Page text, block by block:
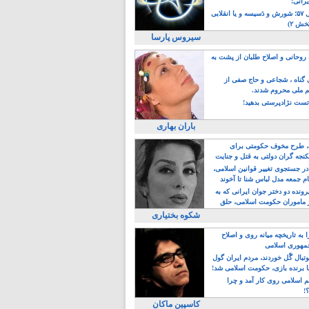
رویداد سال ۵۷؛ شورش و دَسیسه و یا انقلابی
۲)
سیروس پارسا
و اصلاح طلبان از پشت به
گناه ، شجاعی و حاج صفی از
ملی محروم شدند.
نژادپرستی بدهید!
باران بهاری
مخوف حکومتی برای
گران دولتی به قتل و جنایت
جستجوی تغییر قوانین اسلامی،
جمعه مدل لباس شنا تا آخوند
دو دختر جوان ایرانی که به
ماموران حکومت اسلامی، حلق
شکوه بختیاری
به تاریخچه میانه روی و اصلاح
اسلامی
گًل خوردند، مردم ایران گول
برنده بازی، حکومت اسلامی شد!
اسلامی روی کار آمد و چرا
کاسپین ماکان